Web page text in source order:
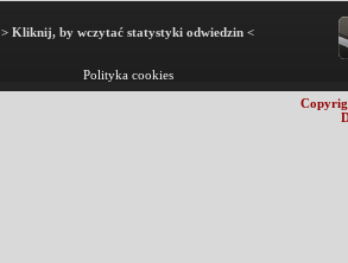
> Kliknij, by wczytać statystyki odwiedzin <
Polityka cookies